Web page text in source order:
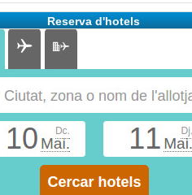
Reserva d'hotels